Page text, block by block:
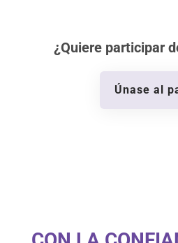
¿Quiere participar
Únase al